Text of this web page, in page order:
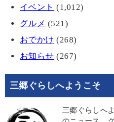
イベント (1,012)
グルメ (521)
おでかけ (268)
お知らせ (267)
三郷ぐらしへようこそ
三郷ぐらしへ